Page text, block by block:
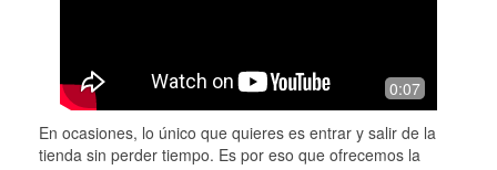
0:07
En ocasiones, lo único que quieres es entrar y salir de la
tienda sin perder tiempo. Es por eso que ofrecemos la